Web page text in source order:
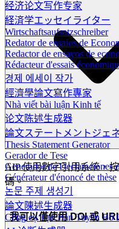
经济论文写作专家
経済学エッセイライター
Wirtschaftsaufsatzschreiber
Redator de ensaios de
Redactor de ensayos de
Rédacteur d'essais
경제 에세이 작가
經濟學論文寫作專家
Nhà viết bài luận Kinh tế
论文陈述生成器
論文ステートメントジェ
Thesis Statement Generator
Gerador de Tese
Generador de Declaraciones
Générateur d'énoncé de thèse
논문 주제 생성기
論文陳述生成器
Công cụ Tạo Bản Tuyên Bố
AIP 使用數字引用系統，
碼。
我可以僅使用 DOI 或